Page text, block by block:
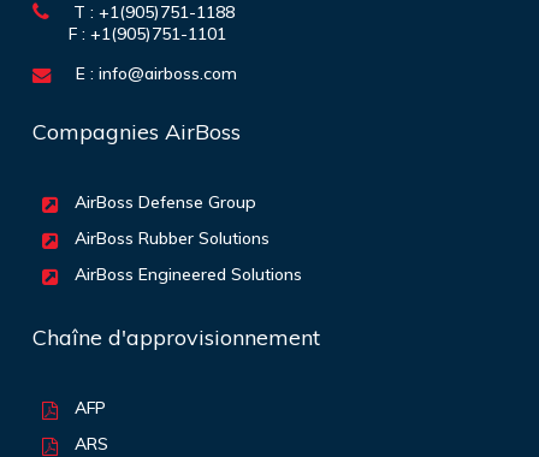
T : +1(905)751-1188
F : +1(905)751-1101
E : info@airboss.com
Compagnies AirBoss
AirBoss Defense Group
AirBoss Rubber Solutions
AirBoss Engineered Solutions
Chaîne d'approvisionnement
AFP
ARS